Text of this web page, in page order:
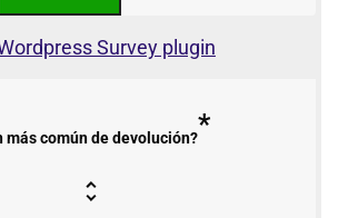
Survey plugin
más común de devolución?*